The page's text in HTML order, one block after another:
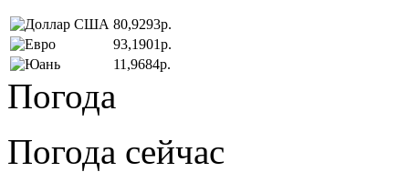
80,9293р.
93,1901р.
11,9684р.
Погода
Погода сейчас